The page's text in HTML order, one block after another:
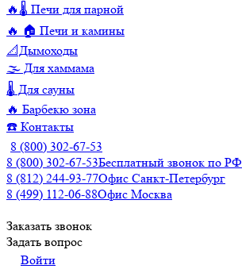
🔥🌡️ Печи для парной
🔥 🏠 Печи и камины
📐Дымоходы
🌫️ Для хаммама
🌡️ Для сауны
🔥 Барбекю зона
☎️ Контакты
8 (800) 302-67-53
8 (800) 302-67-53Бесплатный звонок по РФ
8 (812) 244-93-77Офис Санкт-Петербург
8 (499) 112-06-88Офис Москва
Заказать звонок
Задать вопрос
Войти